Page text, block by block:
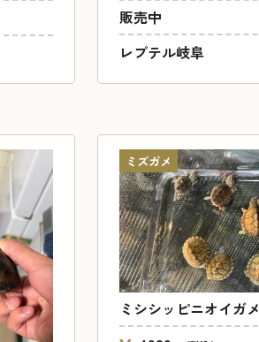
販売中
レプテル岐阜
ミズガメ
ミシシッピニオイガメ